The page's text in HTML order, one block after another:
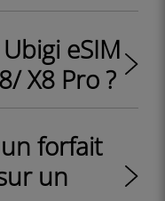
eSIM
X8 Pro ?
forfait
un